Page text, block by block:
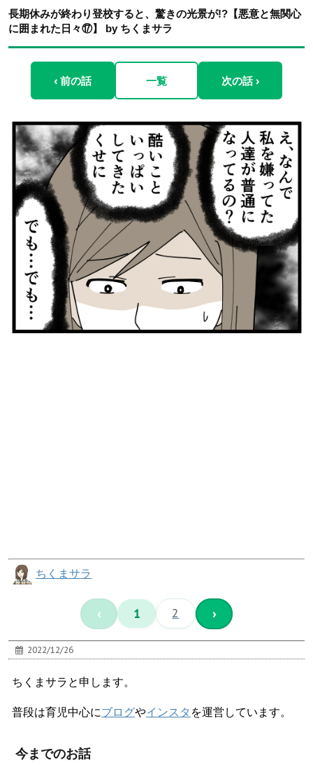
長期休みが終わり登校すると、驚きの光景が!?【悪意と無関心
に囲まれた日々⑰】 by ちくまサラ
‹ 前の話 一覧 次の話 ›
ちくまサラ
‹ 1 2 ›
2022/12/26
ちくまサラと申します。
普段は育児中心にブログやインスタ を運営しています。
今までのお話